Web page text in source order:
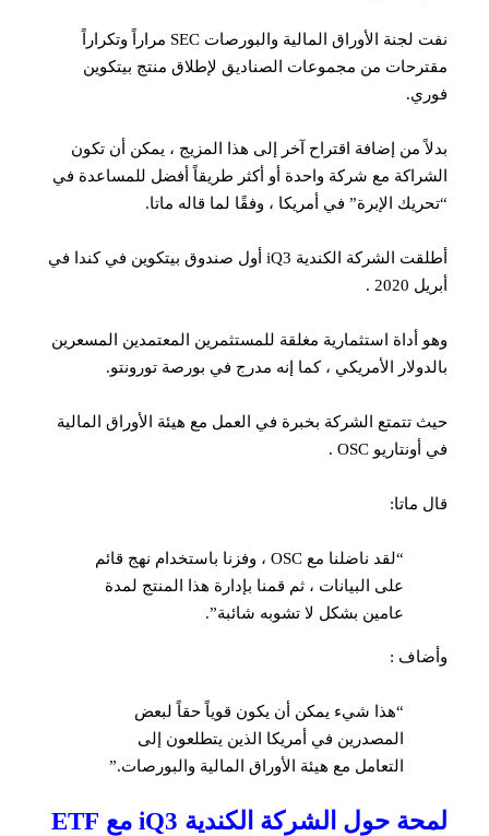
نفت لجنة الأوراق المالية والبورصات SEC مراراً وتكراراً
مقترحات من مجموعات الصناديق لإطلاق منتج بيتكوين
فوري.
بدلاً من إضافة اقتراح آخر إلى هذا المزيج ، يمكن أن تكون
الشراكة مع شركة واحدة أو أكثر طريقاً أفضل للمساعدة في
“تحريك الإبرة” في أمريكا ، وفقًا لما قاله ماتا.
أطلقت الشركة الكندية iQ3 أول صندوق بيتكوين في كندا في
أبريل 2020 .
وهو أداة استثمارية مغلقة للمستثمرين المعتمدين المسعرين
بالدولار الأمريكي ، كما إنه مدرج في بورصة تورونتو.
حيث تتمتع الشركة بخبرة في العمل مع هيئة الأوراق المالية
في أونتاريو OSC .
قال ماتا:
“لقد ناضلنا مع OSC ، وفزنا باستخدام نهج قائم
على البيانات ، ثم قمنا بإدارة هذا المنتج لمدة
عامين بشكل لا تشوبه شائبة”.
وأضاف :
“هذا شيء يمكن أن يكون قوياً حقاً لبعض
المصدرين في أمريكا الذين يتطلعون إلى
التعامل مع هيئة الأوراق المالية والبورصات.”
لمحة حول الشركة الكندية iQ3 مع ETF